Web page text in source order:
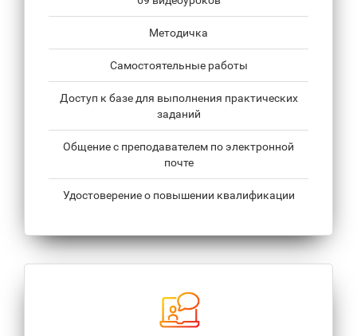
Методичка
Самостоятельные работы
Доступ к базе для выполнения практических
заданий
Общение с преподавателем по электронной
почте
Удостоверение о повышении квалификации